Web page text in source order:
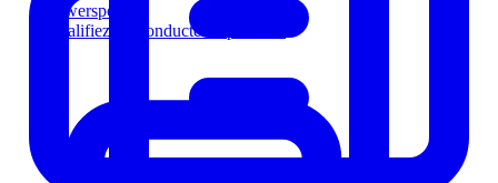
Powersports
Qualifiez les conducteurs plus vite